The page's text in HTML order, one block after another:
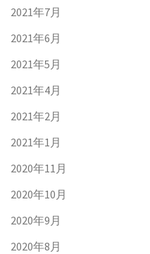
2021年7月
2021年6月
2021年5月
2021年4月
2021年2月
2021年1月
2020年11月
2020年10月
2020年9月
2020年8月